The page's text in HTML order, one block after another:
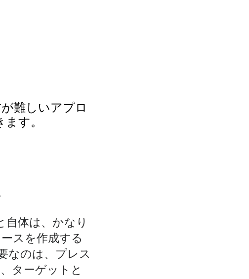
難しいアプロ
す。
自体は、かなり
スを作成する
なのは、プレス
ターゲットと